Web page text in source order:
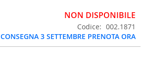
NON DISPONIBILE
Codice
002.1871
CONSEGNA 3 SETTEMBRE PRENOTA ORA